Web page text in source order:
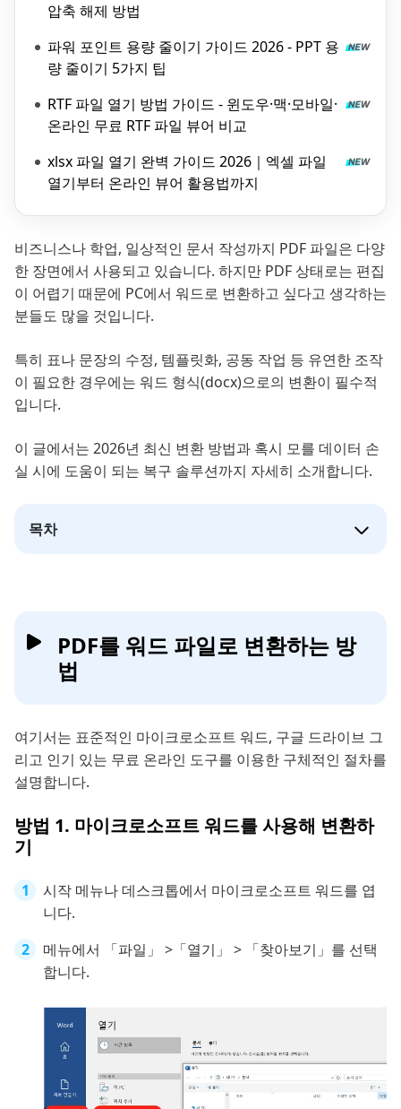
압축 해제 방법
파워 포인트 용량 줄이기 가이드 2026 - PPT 용
량 줄이기 5가지 팁
RTF 파일 열기 방법 가이드 - 윈도우·맥·모바일·
온라인 무료 RTF 파일 뷰어 비교
xlsx 파일 열기 완벽 가이드 2026｜엑셀 파일
열기부터 온라인 뷰어 활용법까지
비즈니스나 학업, 일상적인 문서 작성까지 PDF 파일은 다양
한 장면에서 사용되고 있습니다. 하지만 PDF 상태로는 편집
이 어렵기 때문에 PC에서 워드로 변환하고 싶다고 생각하는
분들도 많을 것입니다.
특히 표나 문장의 수정, 템플릿화, 공동 작업 등 유연한 조작
이 필요한 경우에는 워드 형식(docx)으로의 변환이 필수적
입니다.
이 글에서는 2026년 최신 변환 방법과 혹시 모를 데이터 손
실 시에 도움이 되는 복구 솔루션까지 자세히 소개합니다.
목차
PDF를 워드 파일로 변환하는 방
법
여기서는 표준적인 마이크로소프트 워드, 구글 드라이브 그
리고 인기 있는 무료 온라인 도구를 이용한 구체적인 절차를
설명합니다.
방법 1. 마이크로소프트 워드를 사용해 변환하
기
시작 메뉴나 데스크톱에서 마이크로소프트 워드를 엽
니다.
메뉴에서 「파일」 >「열기」 > 「찾아보기」를 선택
합니다.